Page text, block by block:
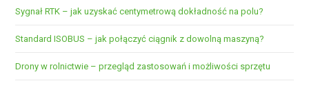
Sygnał RTK – jak uzyskać centymetrową dokładność na polu?
Standard ISOBUS – jak połączyć ciągnik z dowolną maszyną?
Drony w rolnictwie – przegląd zastosowań i możliwości sprzętu